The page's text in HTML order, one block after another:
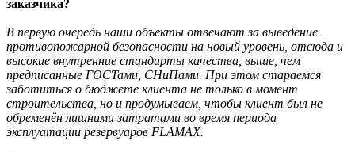
заказчика?
В первую очередь наши объекты отвечают за выведение
противопожарной безопасности на новый уровень, отсюда и
высокие внутренние стандарты качества, выше, чем
предписанные ГОСТами, СНиПами. При этом стараемся
заботиться о бюджете клиента не только в момент
строительства, но и продумываем, чтобы клиент был не
обременён лишними затратами во время периода
эксплуатации резервуаров FLAMAX.